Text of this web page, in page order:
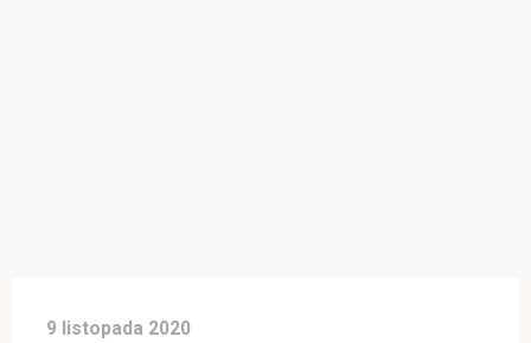
9 listopada 2020